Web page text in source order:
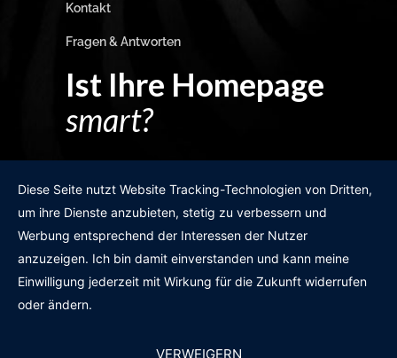
Kontakt
Fragen & Antworten
Ist Ihre Homepage
smart?
GRATIS WEBSITE-CHECK
Diese Seite nutzt Website Tracking-Technologien von Dritten,
um ihre Dienste anzubieten, stetig zu verbessern und
Werbung entsprechend der Interessen der Nutzer
anzuzeigen. Ich bin damit einverstanden und kann meine
Einwilligung jederzeit mit Wirkung für die Zukunft widerrufen
oder ändern.
VERWEIGERN